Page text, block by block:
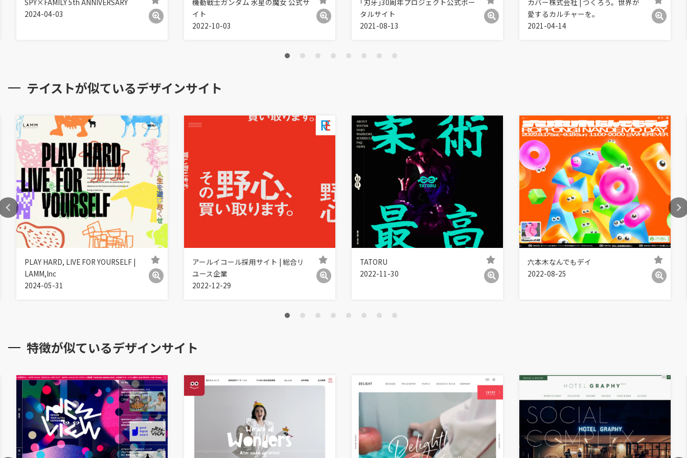
2024-04-03
イト
2022-10-03
タルサイト
2021-08-13
愛するカルチャーを。
2021-04-14
テイストが似ているデザインサイト
PLAY HARD, LIVE FOR YOURSELF |
LAMM,Inc
2024-05-31
アールイコール採用サイト | 総合リ
ユース企業
2022-12-29
TATORU
2022-11-30
六本木なんでもデイ
2022-08-25
特徴が似ているデザインサイト